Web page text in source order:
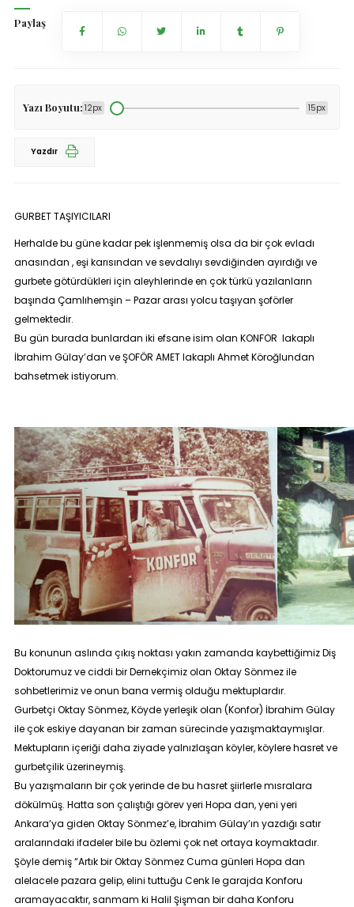
Paylaş
Yazı Boyutu: 12px 15px
Yazdır
GURBET TAŞIYICILARI
Herhalde bu güne kadar pek işlenmemiş olsa da bir çok evladı
anasından , eşi karısından ve sevdalıyı sevdiğinden ayırdığı ve
gurbete götürdükleri için aleyhlerinde en çok türkü yazılanların
başında Çamlıhemşin – Pazar arası yolcu taşıyan şoförler
gelmektedir.
Bu gün burada bunlardan iki efsane isim olan KONFOR lakaplı
İbrahim Gülay’dan ve ŞOFÖR AMET lakaplı Ahmet Köroğlundan
bahsetmek istiyorum.
Bu konunun aslında çıkış noktası yakın zamanda kaybettiğimiz Diş
Doktorumuz ve ciddi bir Dernekçimiz olan Oktay Sönmez ile
sohbetlerimiz ve onun bana vermiş olduğu mektuplardır.
Gurbetçi Oktay Sönmez, Köyde yerleşik olan (Konfor) İbrahim Gülay
ile çok eskiye dayanan bir zaman sürecinde yazışmaktaymışlar.
Mektupların içeriği daha ziyade yalnızlaşan köyler, köylere hasret ve
gurbetçilik üzerineymiş.
Bu yazışmaların bir çok yerinde de bu hasret şiirlerle mısralara
dökülmüş. Hatta son çalıştığı görev yeri Hopa dan, yeni yeri
Ankara’ya giden Oktay Sönmez’e, İbrahim Gülay’ın yazdığı satır
aralarındaki ifadeler bile bu özlemi çok net ortaya koymaktadır.
Şöyle demiş “Artık bir Oktay Sönmez Cuma günleri Hopa dan
alelacele pazara gelip, elini tuttuğu Cenk le garajda Konforu
aramayacaktır, sanmam ki Halil Şişman bir daha Konforu